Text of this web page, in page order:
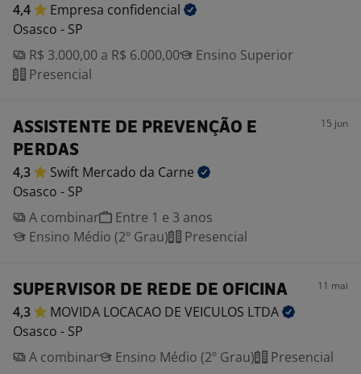
4,4 Empresa confidencial
Osasco - SP
R$ 3.000,00 a R$ 6.000,00
Ensino Superior
Presencial
ASSISTENTE DE PREVENÇÃO E
PERDAS
15 jun
4,3 Swift Mercado da Carne
Osasco - SP
A combinar
Entre 1 e 3 anos
Ensino Médio (2º Grau)
Presencial
SUPERVISOR DE REDE DE OFICINA 11 mai
4,3 MOVIDA LOCACAO DE VEICULOS LTDA
Osasco - SP
A combinar
Ensino Médio (2º Grau) Presencial